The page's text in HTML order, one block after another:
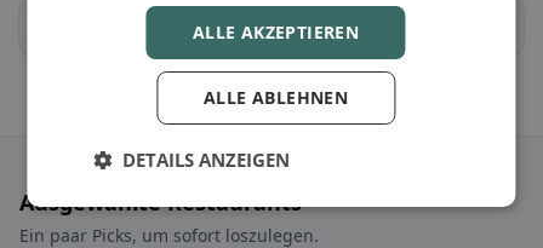
Val-de-Ruz
Ausgewählte Restaurants
Ein paar Picks, um sofort loszulegen.
ALLE AKZEPTIEREN
ALLE ABLEHNEN
DETAILS ANZEIGEN